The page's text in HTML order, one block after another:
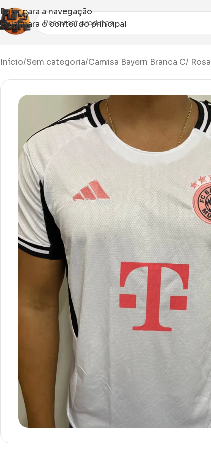
Pular para a navegação
Pular para o conteúdo principal
Início Sem categoria Camisa Bayern Branca C/ Rosa